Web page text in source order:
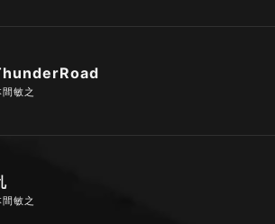
間敏之
間敏之